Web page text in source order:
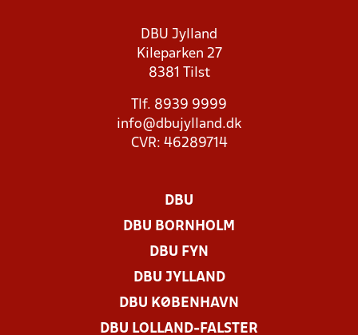
DBU Jylland
Kileparken 27
8381 Tilst
Tlf. 8939 9999
info@dbujylland.dk
CVR: 46289714
DBU
DBU BORNHOLM
DBU FYN
DBU JYLLAND
DBU KØBENHAVN
DBU LOLLAND-FALSTER